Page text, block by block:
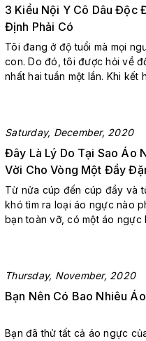
3 Kiểu Nội Y Cô Dâu Độc
Định Phải Có
Tôi đang ở độ tuổi mà mọi
con. Do đó, tôi được hỏi về
nhất hai tuần một lần. Khi kết
Saturday, December, 2020
Đây Là Lý Do Tại Sao Áo
Vời Cho Vòng Một Đầy
Từ nửa cúp đến cúp đầy và
khó tìm ra loại áo ngực nào
bạn toàn vỡ, có một áo
Thursday, November, 2020
Bạn Nên Có Bao Nhiêu
Bạn đã thử tất cả áo ngực